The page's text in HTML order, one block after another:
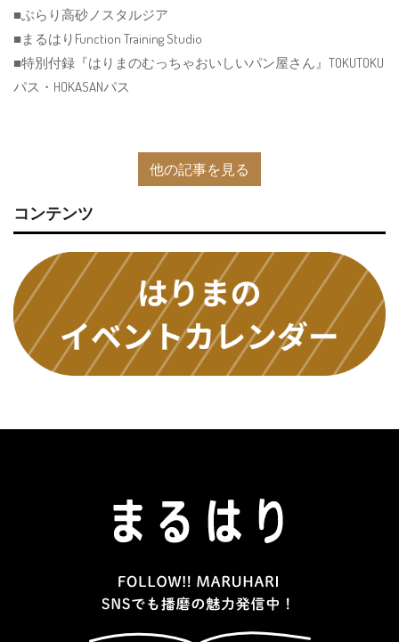
■ぶらり高砂ノスタルジア
■まるはりFunction Training Studio
■特別付録『はりまのむっちゃおいしいパン屋さん』TOKUTOKU
パス・HOKASANパス
他の記事を見る
コンテンツ